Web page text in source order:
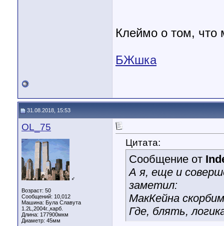
Клеймо о том, что
БЖшка
31.08.2018, 15:53
OL_75
♂
Возраст: 50
Сообщений: 10,012
Машина: Була Славута
1.2L,2004г.,карб.
Длина: 177900мкм
Диаметр: 45мм
Цитата:
Сообщение от
А я, еще и
заметил:
МакКейна
Где, блять,